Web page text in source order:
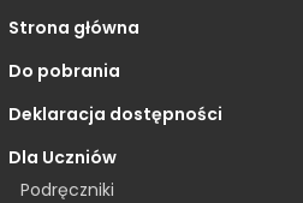
Strona główna
Dla Uczniów
Podręczniki
Do pobrania
Deklaracja dostępności